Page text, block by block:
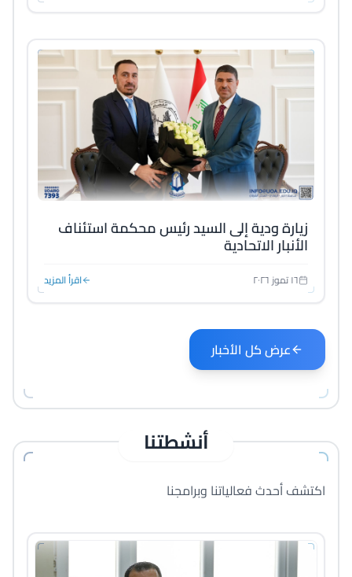
زيارة ودية إلى السيد رئيس محكمة استئناف
الأنبار الاتحادية
١٦ تموز ٢٠٢٦ اقرأ المزيد
عرض كل الأخبار
أنشطتنا
اكتشف أحدث فعالياتنا وبرامجنا